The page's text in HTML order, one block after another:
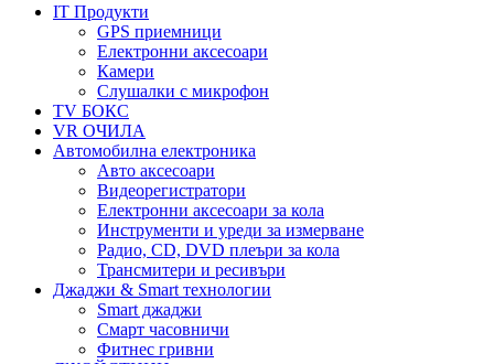
IT Продукти
GPS приемници
Електронни аксесоари
Камери
Слушалки с микрофон
TV БОКС
VR ОЧИЛА
Автомобилна електроника
Авто аксесоари
Видеорегистратори
Електронни аксесоари за кола
Инструменти и уреди за измерване
Радио, CD, DVD плеъри за кола
Трансмитери и ресивъри
Джаджи & Smart технологии
Smart джаджи
Смарт часовничи
Фитнес гривни